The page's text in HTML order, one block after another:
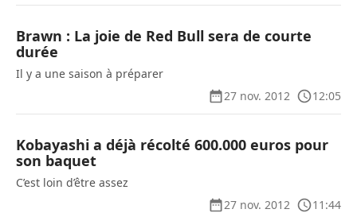
Brawn : La joie de Red Bull sera de courte
durée
Il y a une saison à préparer
27 nov. 2012
12:05
Kobayashi a déjà récolté 600.000 euros pour
son baquet
C’est loin d’être assez
27 nov. 2012
11:44